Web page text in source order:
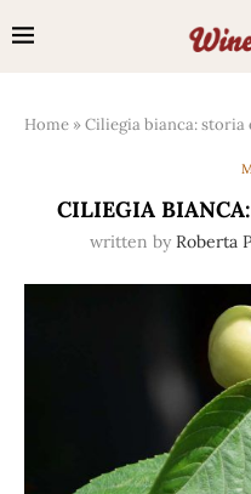
Home »Ciliegia bianca: storia
CILIEGIA
written by Roberta